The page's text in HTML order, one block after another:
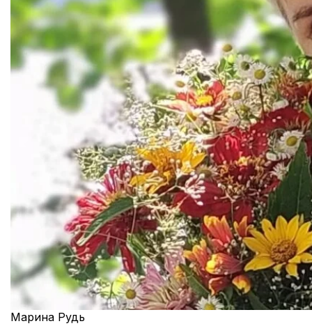
Марина Рудь